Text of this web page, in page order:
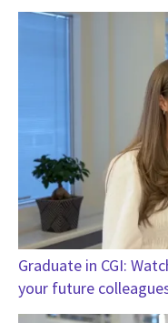
Graduate in CGI:
your future